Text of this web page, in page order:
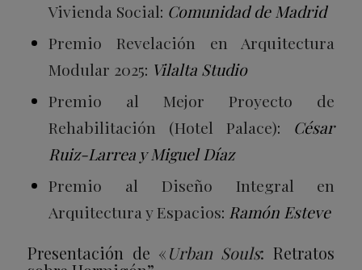
Vivienda Social: Comunidad de Madrid
Premio Revelación en Arquitectura
Modular 2025: Vilalta Studio
Premio al Mejor Proyecto de
Rehabilitación (Hotel Palace): César
Ruiz-Larrea y Miguel Díaz
Premio al Diseño Integral en
Arquitectura y Espacios: Ramón Esteve
Presentación de «Urban Souls: Retratos